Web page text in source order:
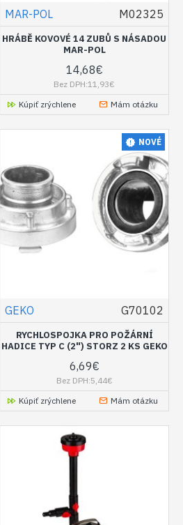
MAR-POL M02325
HRÁBĚ KOVOVÉ 14 ZUBŮ S NÁSADOU
MAR-POL
14,68€
Bez DPH:11,93€
Kúpiť zrýchlene
Mám otázku
NOVÉ
GEKO G70102
RYCHLOSPOJKA PRO POŽÁRNÍ
HADICE TYP C (2") STORZ 2 KS GEKO
6,69€
Bez DPH:5,44€
Kúpiť zrýchlene
Mám otázku